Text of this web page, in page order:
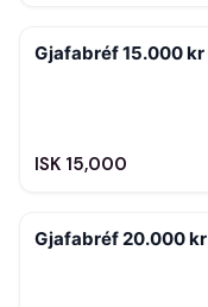
Gjafabréf 15.000 kr
ISK 15,000
Gjafabréf 20.000 kr